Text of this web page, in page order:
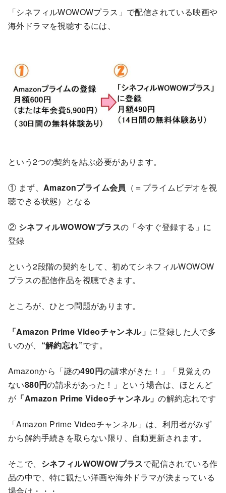
「シネフィルWOWOWプラス」で配信されている映画や
海外ドラマを視聴するには、
という2つの契約を結ぶ必要があります。
① まず、 Amazonプライム会員 （＝プライムビデオを視
聴できる状態）となる
② シネフィルWOWOWプラスの「今すぐ登録する」に
登録
という2段階の契約をして、初めてシネフィルWOWOW
プラスの配信作品を視聴できます。
ところが、ひとつ問題があります。
「Amazon Prime Videoチャンネル」 に登録した人で多
いのが、 “解約忘れ”です。
Amazonから「謎の490円の請求がきた！」「見覚えの
ない880円の請求があった！」という場合は、ほとんど
が 「Amazon Prime Videoチャンネル」の解約忘れです
「Amazon Prime Videoチャンネル」は、利用者がみず
から解約手続きを取らない限り、自動更新されます。
そこで、 シネフィルWOWOWプラスで配信されている作
品の中で、特に観たい洋画や海外ドラマが決まっている
場合は・・・